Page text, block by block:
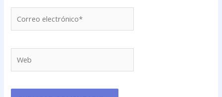
electrónico*